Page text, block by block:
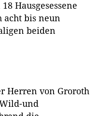
Hausgesessene
acht bis neun
beiden
Herren von Groroth
und